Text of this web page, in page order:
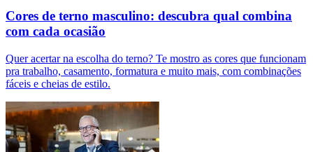
Cores de terno masculino: descubra qual combina
com cada ocasião
Quer acertar na escolha do terno? Te mostro as cores que funcionam
pra trabalho, casamento, formatura e muito mais, com combinações
fáceis e cheias de estilo.